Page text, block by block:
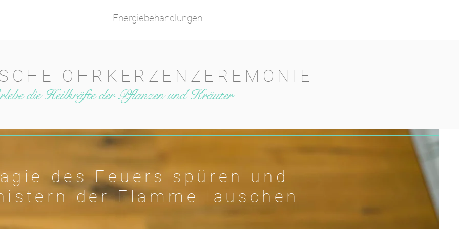
Energiebehandlungen
OHRKERZENZEREMONIE
die Heilkräfte der Pflanzen und Kräuter
des Feuers spüren und
der Flamme lauschen